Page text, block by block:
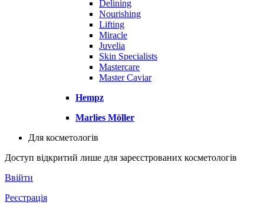
Delining
Nourishing
Lifting
Miracle
Juvelia
Skin Specialists
Mastercare
Master Caviar
Hempz
Marlies Möller
Для косметологів
Доступ відкритий лише для зареєстрованих косметологів
Ввійти
Реєстрація